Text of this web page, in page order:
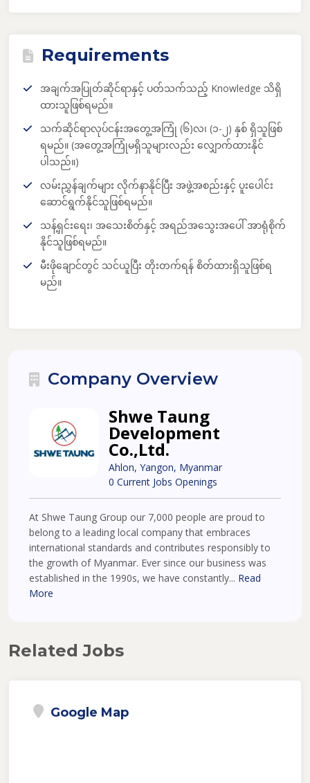
Requirements
အချက်အပြုတ်ဆိုင်ရာနှင့် ပတ်သက်သည့် Knowledge သိရှိ
ထားသူဖြစ်ရမည်။
သက်ဆိုင်ရာလုပ်ငန်းအတွေ့အကြုံ (၆)လ၊ (၁-၂) နှစ် ရှိသူဖြစ်
ရမည်။ (အတွေ့အကြုံမရှိသူများလည်း လျှောက်ထားနိုင်
ပါသည်။)
လမ်းညွှန်ချက်များ လိုက်နာနိုင်ပြီး အဖွဲ့အစည်းနှင့် ပူးပေါင်း
ဆောင်ရွက်နိုင်သူဖြစ်ရမည်။
သန့်ရှင်းရေး၊ အသေးစိတ်နှင့် အရည်အသွေးအပေါ် အာရုံစိုက်
နိုင်သူဖြစ်ရမည်။
မီးဖိုချောင်တွင် သင်ယူပြီး တိုးတက်ရန် စိတ်ထားရှိသူဖြစ်ရ
မည်။
Company Overview
Shwe Taung
Development
Co.,Ltd.
Ahlon, Yangon, Myanmar
0 Current Jobs Openings
At Shwe Taung Group our 7,000 people are proud to
belong to a leading local company that embraces
international standards and contributes responsibly to
the growth of Myanmar. Ever since our business was
established in the 1990s, we have constantly... Read
More
Related Jobs
Google Map